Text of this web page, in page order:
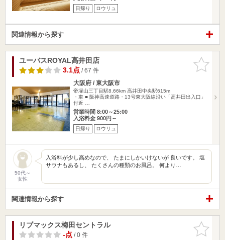
日帰り ロウリュ
関連情報から探す
お気に入
りに追加
ユーバスROYAL高井田店
3.1点/ 67 件
大阪府 / 東大阪市
帝塚山三丁目駅8.66km 高井田中央駅615m
・車 ■ 阪神高速道路・13号東大阪線沿い「高井田出入口」
付近 …
営業時間 8:00～25:00
入浴料金 900円～
日帰り ロウリュ
50代～
女性
入浴料が少し高めなので、 たまにしかいけないが 良いです。 塩
サウナもあるし、 たくさんの種類のお風呂。 何より…
関連情報から探す
お気に入
りに追加
リブマックス梅田セントラル
-点/ 0 件